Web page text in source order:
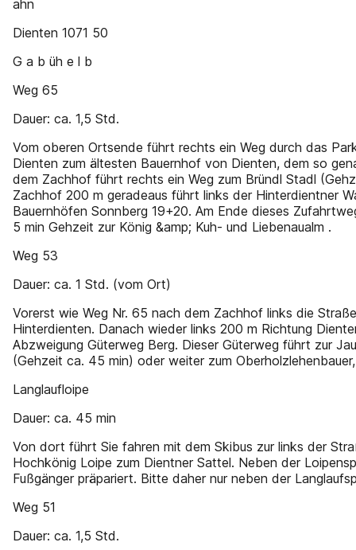
ahn
Dienten 1071 50
G a b üh e l b
Weg 65
Dauer: ca. 1,5 Std.
Vom oberen Ortsende führt rechts ein Weg durch das
Dienten zum ältesten Bauernhof von Dienten, dem so
dem Zachhof führt rechts ein Weg zum Bründl Stadl
Zachhof 200 m geradeaus führt links der Hinterdientner
Bauernhöfen Sonnberg 19+20. Am Ende dieses
5 min Gehzeit zur König &amp; Kuh- und Liebenaualm .
Weg 53
Dauer: ca. 1 Std. (vom Ort)
Vorerst wie Weg Nr. 65 nach dem Zachhof links die
Hinterdienten. Danach wieder links 200 m Richtung
Abzweigung Güterweg Berg. Dieser Güterweg führt zur
(Gehzeit ca. 45 min) oder weiter zum
Langlaufloipe
Dauer: ca. 45 min
Von dort führt Sie fahren mit dem Skibus zur links der
Hochkönig Loipe zum Dientner Sattel. Neben der
Fußgänger präpariert. Bitte daher nur neben der
Weg 51
Dauer: ca. 1,5 Std.